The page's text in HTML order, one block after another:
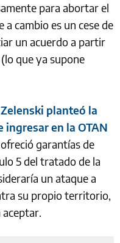
para abortar el
a cambio es un cese de
un acuerdo a partir
que ya supone
Zelenski planteó la
ingresar en la OTAN
garantías de
5 del tratado de la
un ataque a
su propio territorio,